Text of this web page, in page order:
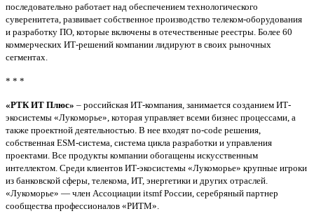
последовательно работает над обеспечением технологического
суверенитета, развивает собственное производство телеком-оборудования
и разработку ПО, которые включены в отечественные реестры. Более 60
коммерческих ИТ-решений компании лидируют в своих рыночных
сегментах.
* * *
«РТК ИТ Плюс» – российская ИТ-компания, занимается созданием ИТ-
экосистемы «Лукоморье», которая управляет всеми бизнес процессами, а
также проектной деятельностью. В нее входят no-code решения,
собственная ESM-система, система цикла разработки и управления
проектами. Все продукты компании обогащены искусственным
интеллектом. Среди клиентов ИТ-экосистемы «Лукоморье» крупные игроки
из банковской сферы, телекома, ИТ, энергетики и других отраслей.
«Лукоморье» — член Ассоциации itsmf России, серебряный партнер
сообщества профессионалов «РИТМ».